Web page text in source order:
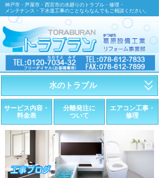
神戸市・芦屋市・西宮市の水廻りのトラブル・修理・
メンテナンス・下水道工事のことならなんでもご相談ください。
水のトラブル
・トイレが詰まったら
・トイレが漏れたら
・水道管が漏れたら
・排水が詰まったら
サービス内容・
料金表
分離発注に
ついて
エアコン工事・
修理